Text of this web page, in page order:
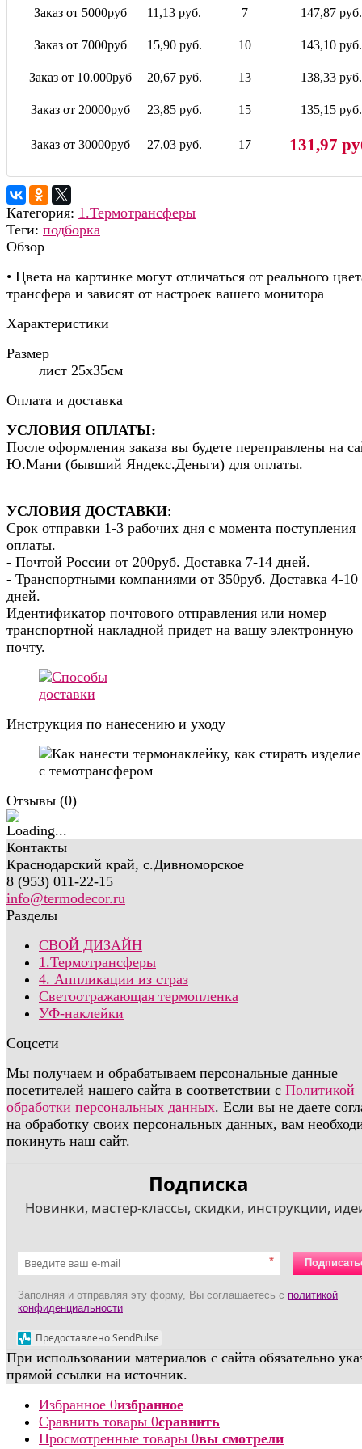
Заказ от 5000руб 11,13 руб. 7 147,87 руб.
Заказ от 7000руб 15,90 руб. 10 143,10 руб.
Заказ от 10.000руб 20,67 руб. 13 138,33 руб.
Заказ от 20000руб 23,85 руб. 15 135,15 руб.
Заказ от 30000руб 27,03 руб. 17 131,97
Категория: 1.Термотрансферы
Теги: подборка
Обзор
• Цвета на картинке могут отличаться от реального
трансфера и зависят от настроек вашего монитора
Характеристики
Размер
лист 25х35см
Оплата и доставка
УСЛОВИЯ ОПЛАТЫ:
После оформления заказа вы будете переправлены на
Ю.Мани (бывший Яндекс.Деньги) для оплаты.
УСЛОВИЯ ДОСТАВКИ:
Срок отправки 1-3 рабочих дня с момента поступления
оплаты.
- Почтой России от 200руб. Доставка 7-14 дней.
- Транспортными компаниями от 350руб. Доставка 4-10
дней.
Идентификатор почтового отправления или номер
транспортной накладной придет на вашу электронную
почту.
Инструкция по нанесению и уходу
Отзывы (0)
Контакты
Краснодарский край, с.Дивноморское
8 (953) 011-22-15
info@termodecor.ru
Разделы
СВОЙ ДИЗАЙН
1.Термотрансферы
4. Аппликации из страз
Светоотражающая термопленка
УФ-наклейки
Соцсети
Мы получаем и обрабатываем персональные данные
посетителей нашего сайта в соответствии с Политикой
обработки персональных данных. Если вы не даете
на обработку своих персональных данных, вам
покинуть наш сайт.
Подписка
Новинки, мастер-классы, скидки, инструкции,
*
Заполняя и отправляя эту форму, Вы соглашаетесь с политикой
конфиденциальности
Предоставлено SendPulse
При использовании материалов с сайта обязательно
прямой ссылки на источник.
Избранное 0избранное
Сравнить товары 0сравнить
Просмотренные товары 0вы смотрели